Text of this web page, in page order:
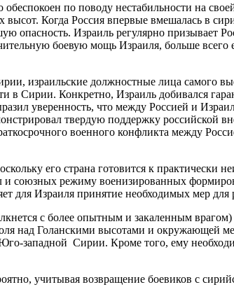
по поводу нестабильности на
Когда Россия впервые вмешалась в
опасность. Израиль регулярно призывает
боевую мощь Израиля, больше
израильские должностные лица самого
в Сирии. Конкретно, Израиль добивался
уверенность, что между Россией и
твердую поддержку российской
военного конфликта между
его страна готовится к практически
союзных режиму военизированных
для Израиля принятие необходимых мер
с более опытным и закаленным
над Голанскими высотами и окружающей
западной Сирии. Кроме того, ему
учитывая возвращение боевиков с